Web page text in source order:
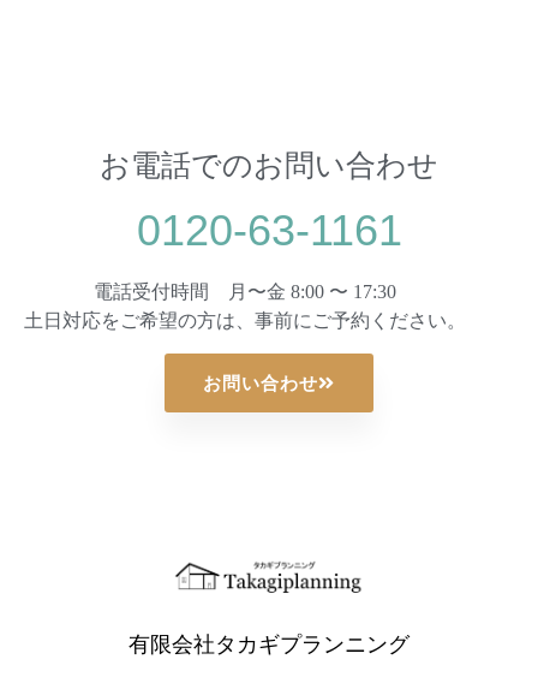
お電話でのお問い合わせ
0120-63-1161
電話受付時間 月〜金 8:00 〜 17:30
土日対応をご希望の方は、事前にご予約ください。
お問い合わせ
有限会社タカギプランニング